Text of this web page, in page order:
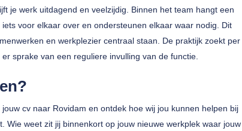
je werk uitdagend en veelzijdig. Binnen het team hangt een
voor elkaar over en ondersteunen elkaar waar nodig. Dit
en werkplezier centraal staan. De praktijk zoekt per
sprake van een reguliere invulling van de functie.
cv naar Rovidam en ontdek hoe wij jou kunnen helpen bij
Wie weet zit jij binnenkort op jouw nieuwe werkplek waar jouw